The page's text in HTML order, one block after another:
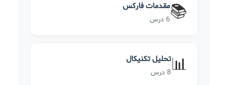
📚مقدمات فارکس
6 درس
📊تحلیل تکنیکال
8 درس